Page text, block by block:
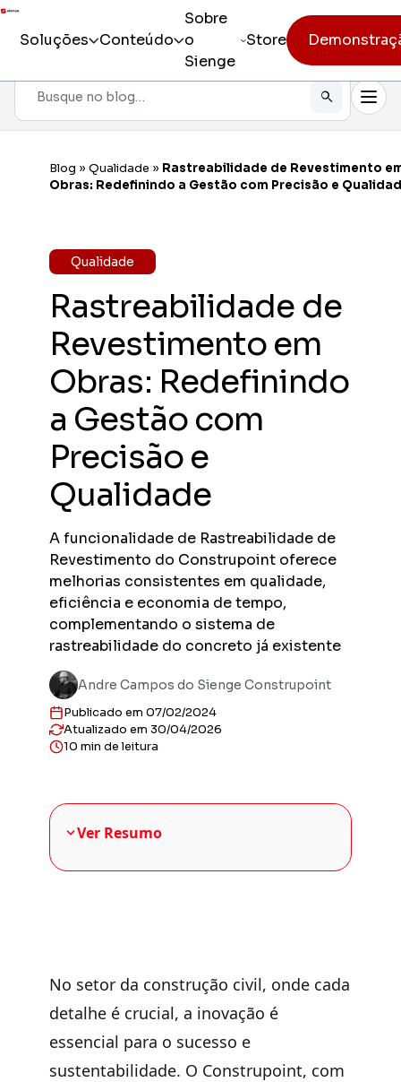
Soluções Conteúdo
Sobre
o
Sienge
Store
Todos os produtos
Incorporação
Obra
Pós-vendas
Pesquisar
Blog » Qualidade » Rastreabilidade de Revestimento
Obras: Redefinindo a Gestão com Precisão e
Qualidade
Rastreabilidade de
Revestimento em
Obras: Redefinindo
a Gestão com
Precisão e
Qualidade
A funcionalidade de Rastreabilidade de
Revestimento do Construpoint oferece
melhorias consistentes em qualidade,
eficiência e economia de tempo,
complementando o sistema de
rastreabilidade do concreto já existente
Andre Campos do Sienge Construpoint
Publicado em 07/02/2024
Atualizado em 30/04/2026
10 min de leitura
Ver Resumo
No setor da construção civil, onde cada
detalhe é crucial, a inovação é
essencial para o sucesso e
sustentabilidade. O Construpoint, com